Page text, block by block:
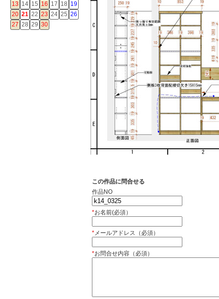
13 14 15 16 17 18 19
20 21 22 23 24 25 26
27 28 29 30
この作品に問合せる
作品NO
*お名前(必須）
*メールアドレス（必須）
*お問合せ内容（必須）